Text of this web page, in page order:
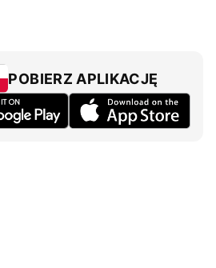
POBIERZ APLIKACJĘ